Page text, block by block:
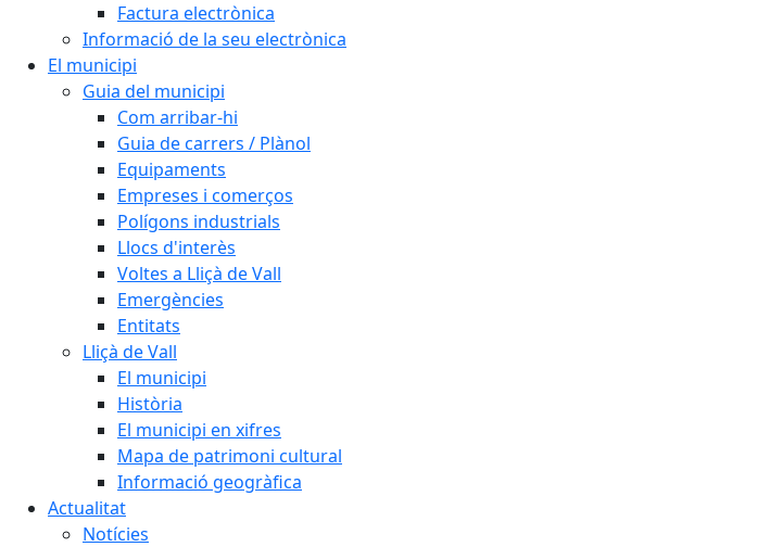
Factura electrònica
Informació de la seu electrònica
El municipi
Guia del municipi
Com arribar-hi
Guia de carrers / Plànol
Equipaments
Empreses i comerços
Polígons industrials
Llocs d'interès
Voltes a Lliçà de Vall
Emergències
Entitats
Lliçà de Vall
El municipi
Història
El municipi en xifres
Mapa de patrimoni cultural
Informació geogràfica
Actualitat
Notícies